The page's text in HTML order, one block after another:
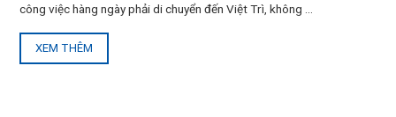
công việc hàng ngày phải di chuyển đến Việt Trì, không ...
XEM THÊM